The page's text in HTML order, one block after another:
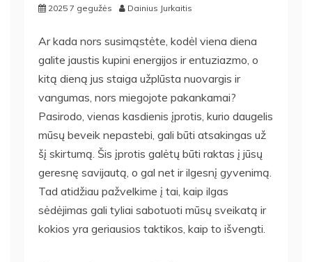
2025 7 gegužės Dainius Jurkaitis
Ar kada nors susimąstėte, kodėl viena diena
galite jaustis kupini energijos ir entuziazmo, o
kitą dieną jus staiga užplūsta nuovargis ir
vangumas, nors miegojote pakankamai?
Pasirodo, vienas kasdienis įprotis, kurio daugelis
mūsų beveik nepastebi, gali būti atsakingas už
šį skirtumą. Šis įprotis galėtų būti raktas į jūsų
geresnę savijautą, o gal net ir ilgesnį gyvenimą.
Tad atidžiau pažvelkime į tai, kaip ilgas
sėdėjimas gali tyliai sabotuoti mūsų sveikatą ir
kokios yra geriausios taktikos, kaip to išvengti.